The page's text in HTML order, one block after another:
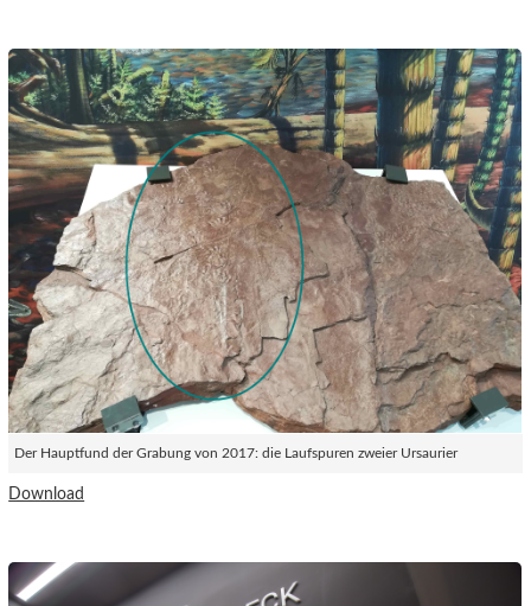
Der Hauptfund der Grabung von 2017: die Laufspuren zweier Ursaurier
Download